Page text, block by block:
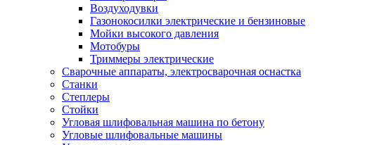
Воздуходувки
Газонокосилки электрические и бензиновые
Мойки высокого давления
Мотобуры
Триммеры электрические
Сварочные аппараты, электросварочная оснастка
Станки
Степлеры
Стойки
Угловая шлифовальная машина по бетону
Угловые шлифовальные машины